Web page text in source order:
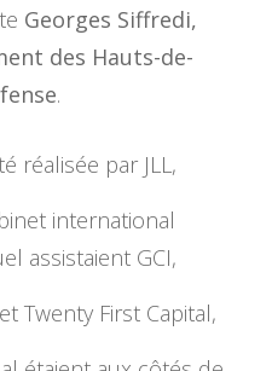
Georges Siffredi,
des Hauts-de-
.
réalisée par JLL,
international
assistaient GCI,
Twenty First Capital,